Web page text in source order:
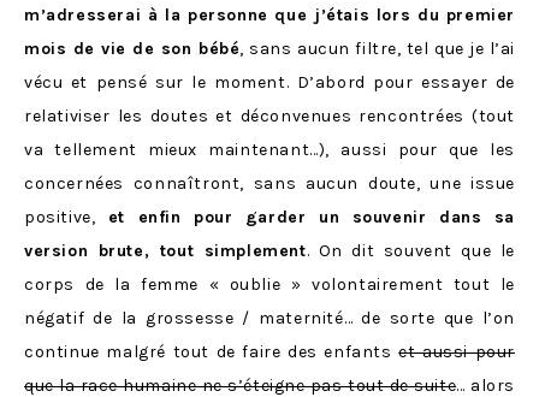
m’adresserai à la personne que j’étais lors du premier
mois de vie de son bébé, sans aucun filtre, tel que je l’ai
vécu et pensé sur le moment. D’abord pour essayer de
relativiser les doutes et déconvenues rencontrées (tout
va tellement mieux maintenant…), aussi pour que les
concernées connaîtront, sans aucun doute, une issue
positive, et enfin pour garder un souvenir dans sa
version brute, tout simplement. On dit souvent que le
corps de la femme « oublie » volontairement tout le
négatif de la grossesse / maternité… de sorte que l’on
continue malgré tout de faire des enfantset aussi pour
que la race humaine ne s’éteigne pas tout de suite… alors